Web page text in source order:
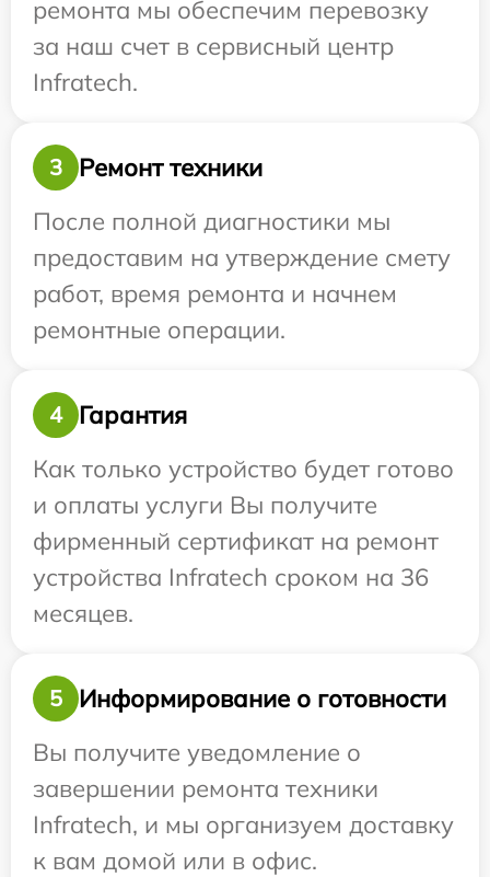
ремонта мы обеспечим перевозку
за наш счет в сервисный центр
Infratech.
3
Ремонт техники
После полной диагностики мы
предоставим на утверждение смету
работ, время ремонта и начнем
ремонтные операции.
4
Гарантия
Как только устройство будет готово
и оплаты услуги Вы получите
фирменный сертификат на ремонт
устройства Infratech сроком на 36
месяцев.
5
Информирование о готовности
Вы получите уведомление о
завершении ремонта техники
Infratech, и мы организуем доставку
к вам домой или в офис.